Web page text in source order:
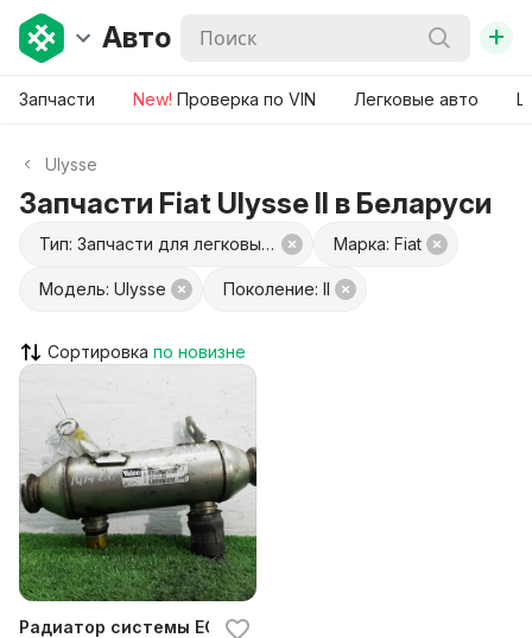
Авто +
Запчасти New! Проверка по VIN Легковые авто
Ulysse
Запчасти Fiat Ulysse II в Беларуси
Тип: Запчасти для легковых авто Марка: Fiat
Модель: Ulysse Поколение: II
Сортировка
Радиатор системы EGR Fiat Ulysse, 2005 г.